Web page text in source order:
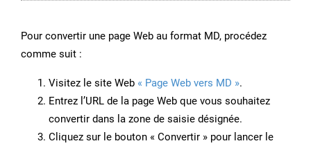
Pour convertir une page Web au format MD, procédez
comme suit :
Visitez le site Web « Page Web vers MD ».
Entrez l’URL de la page Web que vous souhaitez
convertir dans la zone de saisie désignée.
Cliquez sur le bouton « Convertir » pour lancer le